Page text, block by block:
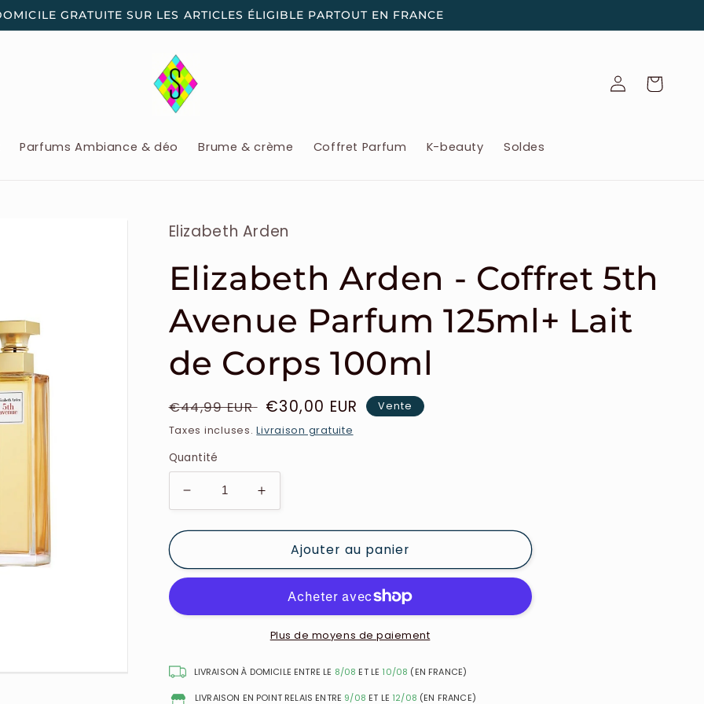
GRATUITE SUR LES ARTICLES ÉLIGIBLE PARTOUT EN FRANCE
Parfums Ambiance & déo Brume & crème Coffret Parfum K-beauty Soldes
ConnexionPanier
Elizabeth Arden
Elizabeth Arden - Coffret 5th
Avenue Parfum 125ml+ Lait
de Corps 100ml
Prix
habituel
€44,99 EUR
Prix
soldé
€30,00 EUR
Vente
Taxes incluses.Livraison gratuite
Quantité
Réduire
la
quantité
Elizabeth
Arden
Coffret
Parfum
Augmenter
la
quantité
Elizabeth
Coffret
5th
Parfum
Ajouter au panier
Plus de moyens de paiement
LIVRAISON À DOMICILE ENTRE LE 8/08 ET LE 10/08 (EN FRANCE)
LIVRAISON EN POINT RELAIS ENTRE 9/08 ET LE 12/08 (EN FRANCE)